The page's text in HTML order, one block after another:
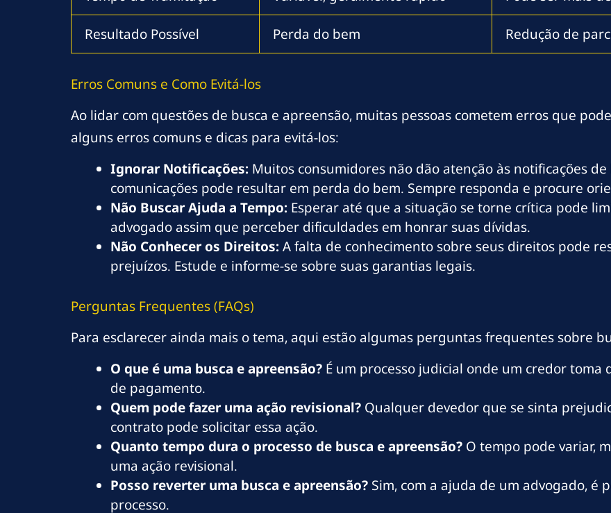
Resultado Possível Perda do bem Redução de
Erros Comuns e Como Evitá-los
Ao lidar com questões de busca e apreensão, muitas pessoas cometem erros que
alguns erros comuns e dicas para evitá-los:
Ignorar Notificações: Muitos consumidores não dão atenção às notificações
comunicações pode resultar em perda do bem. Sempre responda e procure
Não Buscar Ajuda a Tempo: Esperar até que a situação se torne crítica pode
advogado assim que perceber dificuldades em honrar suas dívidas.
Não Conhecer os Direitos:A falta de conhecimento sobre seus direitos pode
prejuízos. Estude e informe-se sobre suas garantias legais.
Perguntas Frequentes (FAQs)
Para esclarecer ainda mais o tema, aqui estão algumas perguntas frequentes sobre
O que é uma busca e apreensão? É um processo judicial onde um credor
de pagamento.
Quem pode fazer uma ação revisional? Qualquer devedor que se sinta
contrato pode solicitar essa ação.
Quanto tempo dura o processo de busca e apreensão? O tempo pode variar,
uma ação revisional.
Posso reverter uma busca e apreensão? Sim, com a ajuda de um advogado, é
processo.